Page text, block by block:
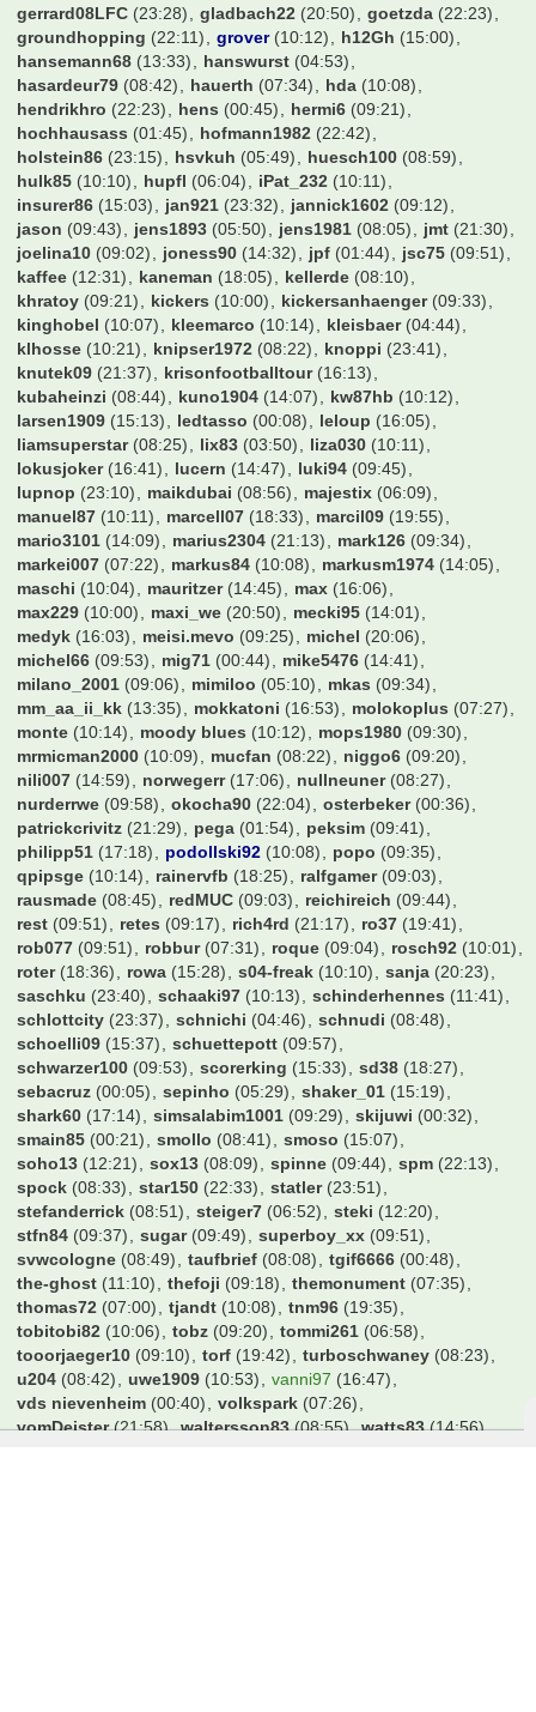
gerrard08LFC (23:28) gladbach22 (20:50) goetzda (22:23)
groundhopping (22:11) grover(10:12) h12Gh (15:00)
hansemann68 (13:33) hanswurst (04:53)
hasardeur79 (08:42) hauerth (07:34) hda (10:08)
hendrikhro (22:23) hens (00:45) hermi6 (09:21)
hochhausass (01:45) hofmann1982 (22:42)
holstein86 (23:15) hsvkuh (05:49) huesch100 (08:59)
hulk85 (10:10) hupfl (06:04) iPat_232 (10:11)
insurer86 (15:03) jan921 (23:32) jannick1602 (09:12)
jason (09:43) jens1893 (05:50) jens1981 (08:05) jmt (21:30)
joelina10 (09:02) joness90 (14:32) jpf (01:44) jsc75 (09:51)
kaffee (12:31) kaneman (18:05) kellerde (08:10)
khratoy (09:21) kickers (10:00) kickersanhaenger(09:33)
kinghobel (10:07) kleemarco (10:14) kleisbaer(04:44)
klhosse (10:21) knipser1972 (08:22) knoppi (23:41)
knutek09 (21:37) krisonfootballtour(16:13)
kubaheinzi (08:44) kuno1904 (14:07) kw87hb (10:12)
larsen1909 (15:13) ledtasso (00:08) leloup (16:05)
liamsuperstar(08:25) lix83 (03:50) liza030 (10:11)
lokusjoker(16:41) lucern (14:47) luki94 (09:45)
lupnop (23:10) maikdubai (08:56) majestix (06:09)
manuel87 (10:11) marcell07 (18:33) marcil09 (19:55)
mario3101 (14:09) marius2304 (21:13) mark126 (09:34)
markei007 (07:22) markus84 (10:08) markusm1974 (14:05)
maschi (10:04) mauritzer(14:45) max (16:06)
max229 (10:00) maxi_we (20:50) mecki95 (14:01)
medyk (16:03) meisi.mevo (09:25) michel (20:06)
michel66 (09:53) mig71 (00:44) mike5476 (14:41)
milano_2001 (09:06) mimiloo (05:10) mkas (09:34)
mm_aa_ii_kk (13:35) mokkatoni (16:53) molokoplus (07:27)
monte (10:14) moody blues (10:12) mops1980 (09:30)
mrmicman2000 (10:09) mucfan (08:22) niggo6 (09:20)
nili007 (14:59) norwegerr(17:06) nullneuner(08:27)
nurderrwe (09:58) okocha90 (22:04) osterbeker(00:36)
patrickcrivitz (21:29) pega (01:54) peksim (09:41)
philipp51 (17:18) podollski92 (10:08) popo (09:35)
qpipsge (10:14) rainervfb (18:25) ralfgamer(09:03)
rausmade (08:45) redMUC (09:03) reichireich (09:44)
rest (09:51) retes (09:17) rich4rd (21:17) ro37 (19:41)
rob077 (09:51) robbur(07:31) roque (09:04) rosch92 (10:01)
roter(18:36) rowa (15:28) s04-freak (10:10) sanja (20:23)
saschku (23:40) schaaki97 (10:13) schinderhennes (11:41)
schlottcity (23:37) schnichi (04:46) schnudi (08:48)
schoelli09 (15:37) schuettepott (09:57)
schwarzer100 (09:53) scorerking (15:33) sd38 (18:27)
sebacruz (00:05) sepinho (05:29) shaker_01 (15:19)
shark60 (17:14) simsalabim1001 (09:29) skijuwi (00:32)
smain85 (00:21) smollo (08:41) smoso (15:07)
soho13 (12:21) sox13 (08:09) spinne (09:44) spm (22:13)
spock (08:33) star150 (22:33) statler(23:51)
stefanderrick (08:51) steiger7 (06:52) steki (12:20)
stfn84 (09:37) sugar(09:49) superboy_xx (09:51)
svwcologne (08:49) taufbrief (08:08) tgif6666 (00:48)
the-ghost (11:10) thefoji (09:18) themonument (07:35)
thomas72 (07:00) tjandt (10:08) tnm96 (19:35)
tobitobi82 (10:06) tobz (09:20) tommi261 (06:58)
tooorjaeger10 (09:10) torf (19:42) turboschwaney (08:23)
u204 (08:42) uwe1909 (10:53) vanni97 (16:47)
vds nievenheim (00:40) volkspark (07:26)
vomDeister(21:58) waltersson83(08:55) watts83(14:56)